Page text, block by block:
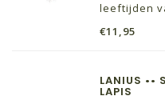
leeftijden
hij lekker
€11,95
LANIUS ••
LAPIS